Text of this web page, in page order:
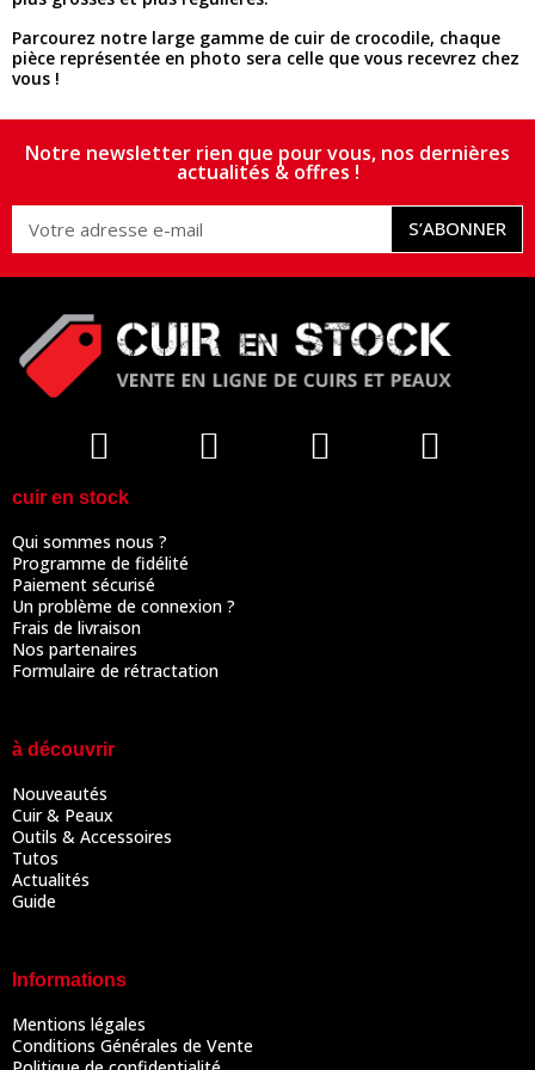
Parcourez notre large gamme de cuir de crocodile, chaque
pièce représentée en photo sera celle que vous recevrez chez
vous !
Notre newsletter rien que pour vous, nos dernières
actualités & offres !
S’ABONNER
cuir en stock
Qui sommes nous ?
Programme de fidélité
Paiement sécurisé
Un problème de connexion ?
Frais de livraison
Nos partenaires
Formulaire de rétractation
à découvrir
Nouveautés
Cuir & Peaux
Outils & Accessoires
Tutos
Actualités
Guide
Informations
Mentions légales
Conditions Générales de Vente